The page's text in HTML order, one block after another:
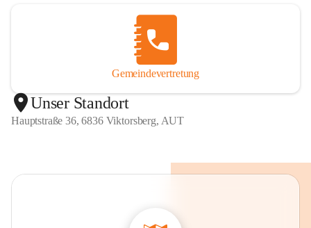
Gemeindevertretung
Unser Standort
Hauptstraße 36, 6836 Viktorsberg, AUT